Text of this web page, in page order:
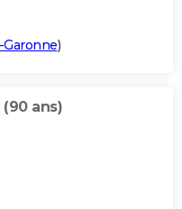
)
(90 ans)